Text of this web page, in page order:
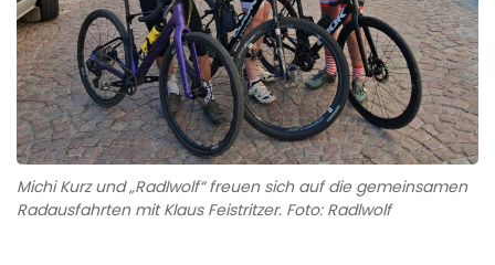
Michi Kurz und „Radlwolf“ freuen sich auf die gemeinsamen
Radausfahrten mit Klaus Feistritzer. Foto: Radlwolf